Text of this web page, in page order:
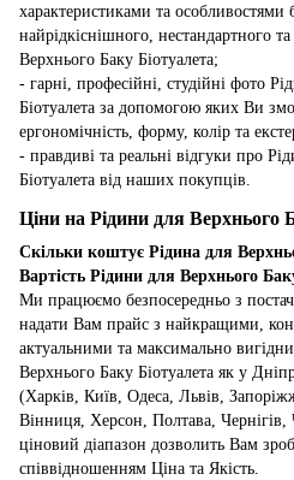
характеристиками та особливостями
найрідкіснішного, нестандартного
Верхнього Баку Біотуалета;
- гарні, професійні, студійні фото
Біотуалета за допомогою яких Ви
ергономічність, форму, колір та
- правдиві та реальні відгуки про
Біотуалета від наших покупців.
Ціни на Рідини для Верхнього
Скільки коштує Рідина для
Вартість Рідини для Верхнього
Ми працюємо безпосередньо з
надати Вам прайс з найкращими,
актуальними та максимально
Верхнього Баку Біотуалета як у
(Харків, Київ, Одеса, Львів,
Вінниця, Херсон, Полтава,
ціновий діапазон дозволить Вам
співвідношенням Ціна та Якість.